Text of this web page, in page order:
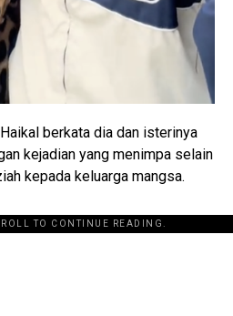
berkata dia dan isterinya
kejadian yang menimpa selain
kepada keluarga mangsa.
TO CONTINUE READING.